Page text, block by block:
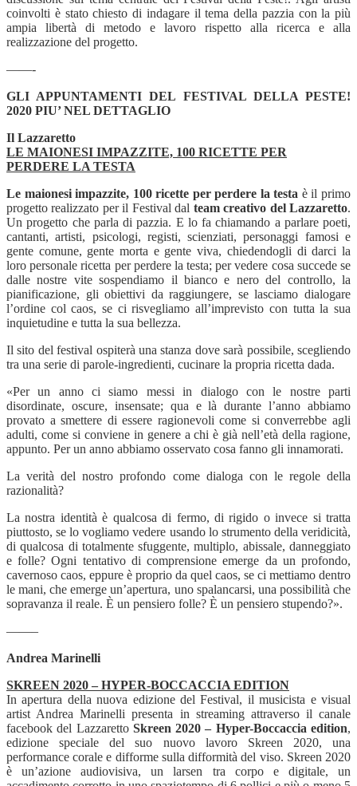
coinvolti è stato chiesto di indagare il tema della pazzia con la più
ampia libertà di metodo e lavoro rispetto alla ricerca e alla
realizzazione del progetto.
——-
GLI APPUNTAMENTI DEL FESTIVAL DELLA PESTE!
2020 PIU’ NEL DETTAGLIO
Il Lazzaretto
LE MAIONESI IMPAZZITE, 100 RICETTE PER
PERDERE LA TESTA
Le maionesi impazzite, 100 ricette per perdere la testa è il primo
progetto realizzato per il Festival dal team creativo del Lazzaretto.
Un progetto che parla di pazzia. E lo fa chiamando a parlare poeti,
cantanti, artisti, psicologi, registi, scienziati, personaggi famosi e
gente comune, gente morta e gente viva, chiedendogli di darci la
loro personale ricetta per perdere la testa; per vedere cosa succede se
dalle nostre vite sospendiamo il bianco e nero del controllo, la
pianificazione, gli obiettivi da raggiungere, se lasciamo dialogare
l’ordine col caos, se ci risvegliamo all’imprevisto con tutta la sua
inquietudine e tutta la sua bellezza.
Il sito del festival ospiterà una stanza dove sarà possibile, scegliendo
tra una serie di parole-ingredienti, cucinare la propria ricetta dada.
«Per un anno ci siamo messi in dialogo con le nostre parti
disordinate, oscure, insensate; qua e là durante l’anno abbiamo
provato a smettere di essere ragionevoli come si converrebbe agli
adulti, come si conviene in genere a chi è già nell’età della ragione,
appunto. Per un anno abbiamo osservato cosa fanno gli innamorati.
La verità del nostro profondo come dialoga con le regole della
razionalità?
La nostra identità è qualcosa di fermo, di rigido o invece si tratta
piuttosto, se lo vogliamo vedere usando lo strumento della veridicità,
di qualcosa di totalmente sfuggente, multiplo, abissale, danneggiato
e folle? Ogni tentativo di comprensione emerge da un profondo,
cavernoso caos, eppure è proprio da quel caos, se ci mettiamo dentro
le mani, che emerge un’apertura, uno spalancarsi, una possibilità che
sopravanza il reale. È un pensiero folle? È un pensiero stupendo?».
——–
Andrea Marinelli
SKREEN 2020 – HYPER-BOCCACCIA EDITION
In apertura della nuova edizione del Festival, il musicista e visual
artist Andrea Marinelli presenta in streaming attraverso il canale
facebook del Lazzaretto Skreen 2020 – Hyper-Boccaccia edition,
edizione speciale del suo nuovo lavoro Skreen 2020, una
performance corale e difforme sulla difformità del viso. Skreen 2020
è un’azione audiovisiva, un larsen tra corpo e digitale, un